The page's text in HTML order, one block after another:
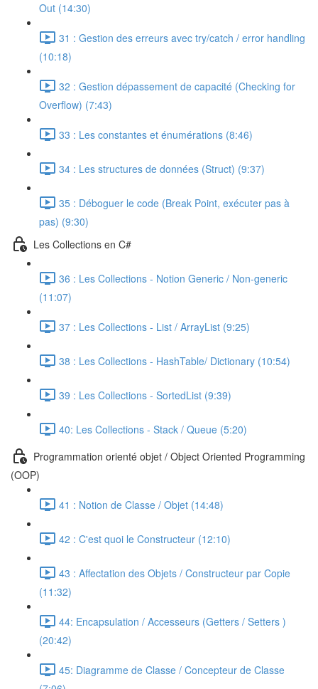
Out (14:30)
31 : Gestion des erreurs avec try/catch / error handling
(10:18)
32 : Gestion dépassement de capacité (Checking for
Overflow) (7:43)
33 : Les constantes et énumérations (8:46)
34 : Les structures de données (Struct) (9:37)
35 : Déboguer le code (Break Point, exécuter pas à
pas) (9:30)
Les Collections en C#
36 : Les Collections - Notion Generic / Non-generic
(11:07)
37 : Les Collections - List / ArrayList (9:25)
38 : Les Collections - HashTable/ Dictionary (10:54)
39 : Les Collections - SortedList (9:39)
40: Les Collections - Stack / Queue (5:20)
Programmation orienté objet / Object Oriented Programming
(OOP)
41 : Notion de Classe / Objet (14:48)
42 : C'est quoi le Constructeur (12:10)
43 : Affectation des Objets / Constructeur par Copie
(11:32)
44: Encapsulation / Accesseurs (Getters / Setters )
(20:42)
45: Diagramme de Classe / Concepteur de Classe